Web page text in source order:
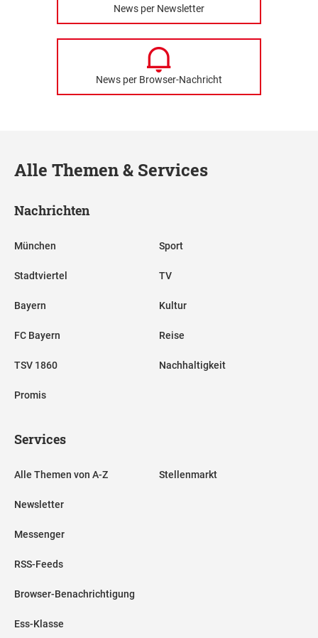
News per Newsletter
News per Browser-Nachricht
Alle Themen & Services
Nachrichten
München
Stadtviertel
Bayern
FC Bayern
TSV 1860
Promis
Sport
TV
Kultur
Reise
Nachhaltigkeit
Services
Alle Themen von A-Z
Newsletter
Messenger
RSS-Feeds
Browser-Benachrichtigung
Ess-Klasse
Stellenmarkt